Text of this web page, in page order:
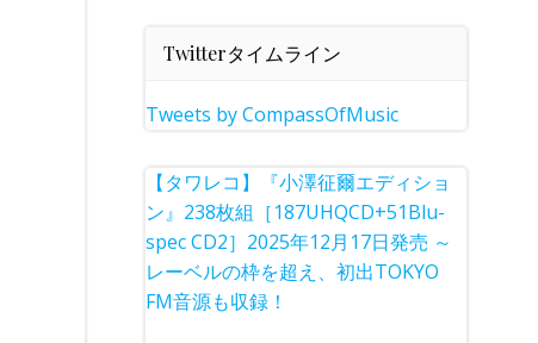
Twitterタイムライン
Tweets by CompassOfMusic
【タワレコ】『小澤征爾エディショ
ン』238枚組［187UHQCD+51Blu-
spec CD2］2025年12月17日発売 ～
レーベルの枠を超え、初出TOKYO
FM音源も収録！